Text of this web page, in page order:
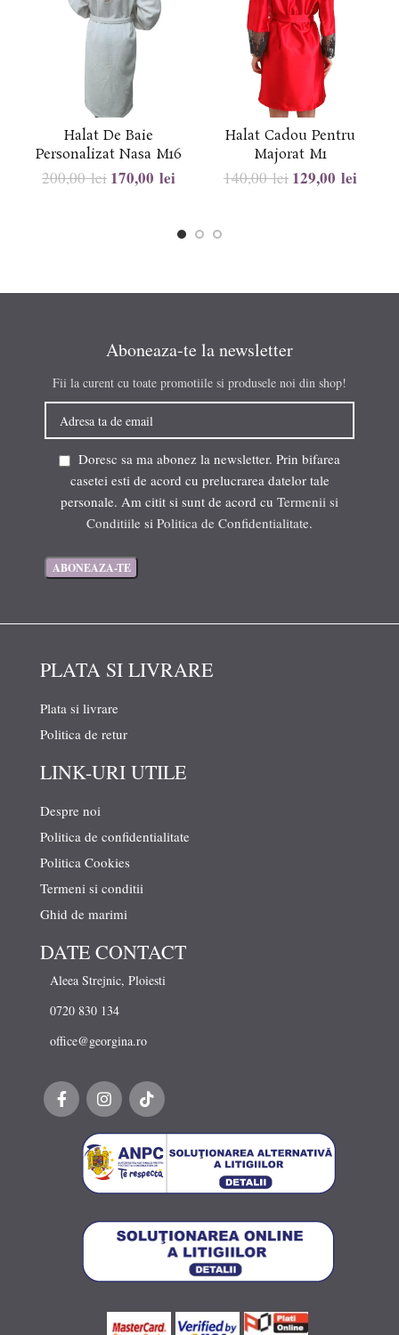
Halat De Baie
Personalizat Nasa M16
200,00lei 170,00 lei
Halat Cadou Pentru
Majorat M1
140,00lei 129,00 lei
Aboneaza-te la newsletter
Fii la curent cu toate promotiile si produsele noi din shop!
Doresc sa ma abonez la newsletter. Prin bifarea
casetei esti de acord cu prelucrarea datelor tale
personale. Am citit si sunt de acord cu Termenii si
Conditiile si Politica de Confidentialitate.
PLATA SI LIVRARE
Plata si livrare
Politica de retur
LINK-URI UTILE
Despre noi
Politica de confidentialitate
Politica Cookies
Termeni si conditii
Ghid de marimi
DATE CONTACT
Aleea Strejnic, Ploiesti
0720 830 134
office@georgina.ro